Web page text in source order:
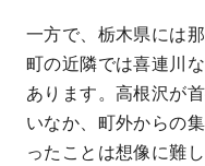
一方で、栃木県には
町の近隣では喜連川
あります。高根沢が
いなか、町外からの
ったことは想像に難